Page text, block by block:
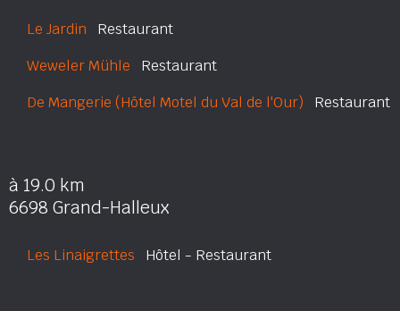
Le Jardin Restaurant
Weweler Mühle Restaurant
De Mangerie (Hôtel Motel du Val de l'Our) Restaurant
à 19.0 km
6698 Grand-Halleux
Les Linaigrettes Hôtel - Restaurant